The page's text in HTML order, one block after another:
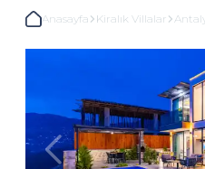
Anasayfa Kiralık Villalar